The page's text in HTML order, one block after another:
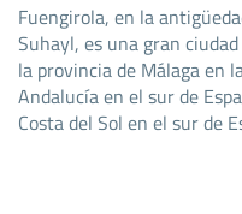
Fuengirola, en la
Suhayl, es una gran
la provincia de Málaga en
Andalucía en el sur de
Costa del Sol en el sur de